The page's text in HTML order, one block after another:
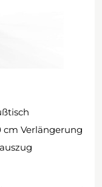
cm Verlängerung